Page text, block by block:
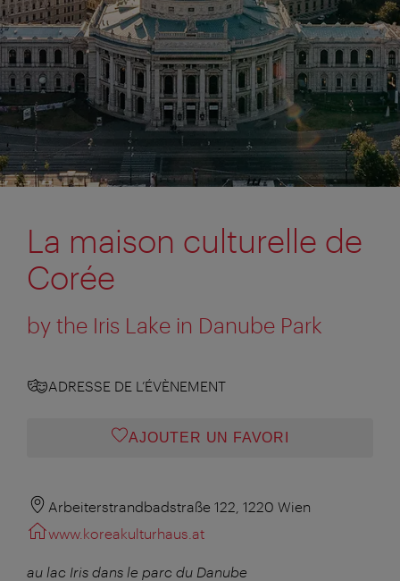
La maison culturelle de
Corée
by the Iris Lake in Danube Park
ADRESSE DE L’ÉVÈNEMENT
AJOUTER UN FAVORI
Arbeiterstrandbadstraße 122, 1220 Wien
www.koreakulturhaus.at
au lac Iris dans le parc du Danube